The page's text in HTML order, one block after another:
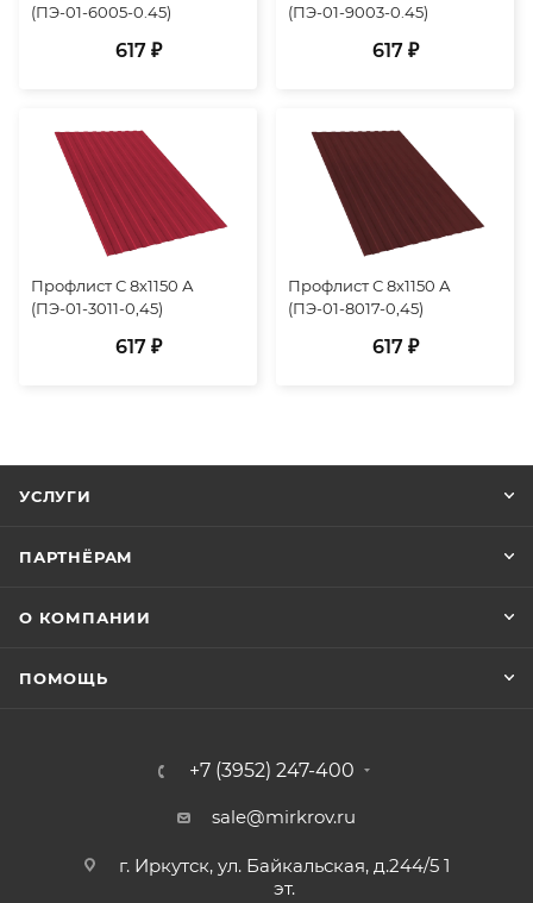
(ПЭ-01-6005-0.45)
617 ₽
(ПЭ-01-9003-0.45)
617 ₽
Профлист С 8х1150 А
(ПЭ-01-3011-0,45)
617 ₽
Профлист С 8х1150 А
(ПЭ-01-8017-0,45)
617 ₽
УСЛУГИ
ПАРТНЁРАМ
О КОМПАНИИ
ПОМОЩЬ
+7 (3952) 247-400
sale@mirkrov.ru
г. Иркутск, ул. Байкальская, д.244/5 1
эт.